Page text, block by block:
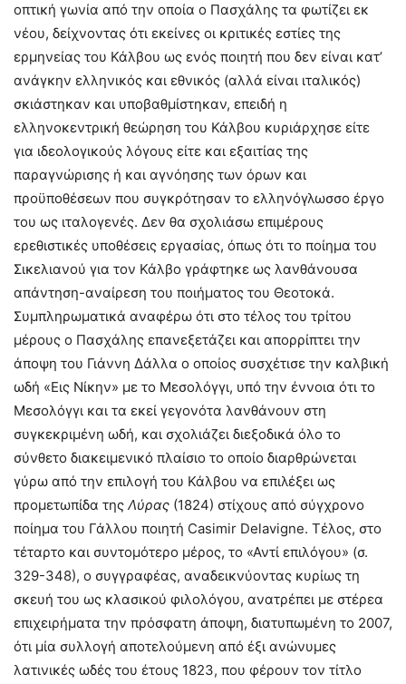
οπτική γωνία από την οποία ο Πασχάλης τα φωτίζει εκ
νέου, δείχνοντας ότι εκείνες οι κριτικές εστίες της
ερμηνείας του Κάλβου ως ενός ποιητή που δεν είναι κατ’
ανάγκην ελληνικός και εθνικός (αλλά είναι ιταλικός)
σκιάστηκαν και υποβαθμίστηκαν, επειδή η
ελληνοκεντρική θεώρηση του Κάλβου κυριάρχησε είτε
για ιδεολογικούς λόγους είτε και εξαιτίας της
παραγνώρισης ή και αγνόησης των όρων και
προϋποθέσεων που συγκρότησαν το ελληνόγλωσσο έργο
του ως ιταλογενές. Δεν θα σχολιάσω επιμέρους
ερεθιστικές υποθέσεις εργασίας, όπως ότι το ποίημα του
Σικελιανού για τον Κάλβο γράφτηκε ως λανθάνουσα
απάντηση-αναίρεση του ποιήματος του Θεοτοκά.
Συμπληρωματικά αναφέρω ότι στο τέλος του τρίτου
μέρους ο Πασχάλης επανεξετάζει και απορρίπτει την
άποψη του Γιάννη Δάλλα ο οποίος συσχέτισε την καλβική
ωδή «Εις Νίκην» με το Μεσολόγγι, υπό την έννοια ότι το
Μεσολόγγι και τα εκεί γεγονότα λανθάνουν στη
συγκεκριμένη ωδή, και σχολιάζει διεξοδικά όλο το
σύνθετο διακειμενικό πλαίσιο το οποίο διαρθρώνεται
γύρω από την επιλογή του Κάλβου να επιλέξει ως
προμετωπίδα της Λύρας (1824) στίχους από σύγχρονο
ποίημα του Γάλλου ποιητή Casimir Delavigne. Τέλος, στο
τέταρτο και συντομότερο μέρος, το «Αντί επιλόγου» (σ.
329-348), ο συγγραφέας, αναδεικνύοντας κυρίως τη
σκευή του ως κλασικού φιλολόγου, ανατρέπει με στέρεα
επιχειρήματα την πρόσφατη άποψη, διατυπωμένη το 2007,
ότι μία συλλογή αποτελούμενη από έξι ανώνυμες
λατινικές ωδές του έτους 1823, που φέρουν τον τίτλο